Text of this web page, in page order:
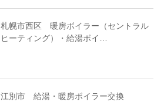
札幌市西区 暖房ボイラー（セントラル
ヒーティング）・給湯ボイ…
江別市 給湯・暖房ボイラー交換